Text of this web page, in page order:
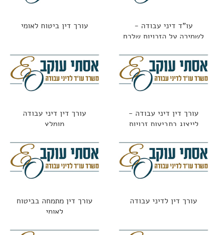
עו"ד דיני עבודה -
לשמירה על הזכויות שלכם
עורך דין ביטוח לאומי
עורך דין דיני עבודה -
לייצוג בתביעות זכויות
הקורונה
עורך דין דיני עבודה
מומלץ
עורך דין לדיני עבודה
עורך דין מתמחה בביטוח
לאומי